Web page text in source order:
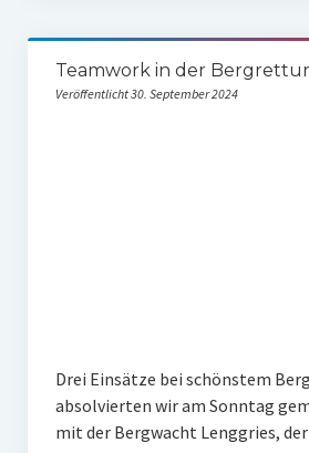
Teamwork in der
Veröffentlicht 30. September 2024
Drei Einsätze bei schönstem
absolvierten wir am Sonntag
mit der Bergwacht Lenggries,